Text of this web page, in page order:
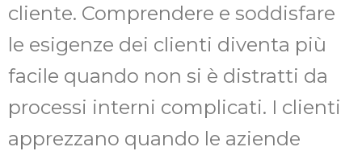
cliente. Comprendere e soddisfare
le esigenze dei clienti diventa più
facile quando non si è distratti da
processi interni complicati. I clienti
apprezzano quando le aziende